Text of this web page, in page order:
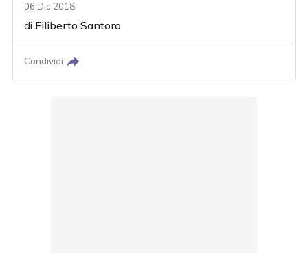
06 Dic 2018
di Filiberto Santoro
Condividi